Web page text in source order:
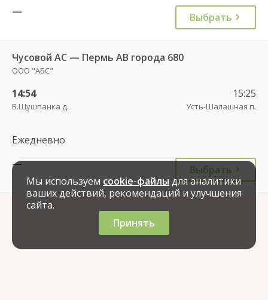
—
Выбрать
Чусовой АС — Пермь АВ города 680
ООО "АБС"
14:54
В.Шушпанка д.
15:25
Усть-Шалашная п.
Ежедневно
—
Выбрать
Мы используем cookie-файлы для аналитики
ваших действий, рекомендаций и улучшения
сайта.
Принять